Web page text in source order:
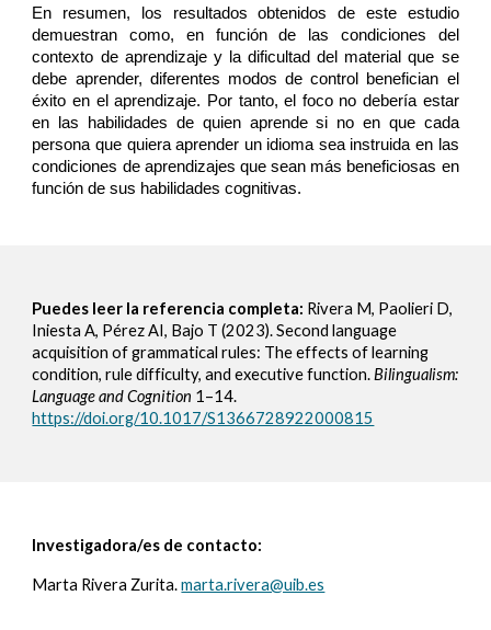
En resumen, los resultados obtenidos de este estudio
demuestran como, en función de las condiciones del
contexto de aprendizaje y la dificultad del material que se
debe aprender, diferentes modos de control benefician el
éxito en el aprendizaje. Por tanto, el foco no debería estar
en las habilidades de quien aprende si no en que cada
persona que quiera aprender un idioma sea instruida en las
condiciones de aprendizajes que sean más beneficiosas en
función de sus habilidades cognitivas.
Puedes leer la referencia completa: Rivera M, Paolieri D,
Iniesta A, Pérez AI, Bajo T (2023). Second language
acquisition of grammatical rules: The effects of learning
condition, rule difficulty, and executive function.Bilingualism:
Language and Cognition 1–14.
https://doi.org/10.1017/S1366728922000815
Investigadora/es de contacto:
Marta Rivera Zurita.marta.rivera@uib.es